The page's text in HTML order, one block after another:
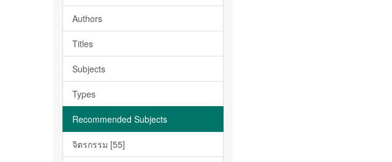
Authors
Titles
Subjects
Types
Recommended Subjects
จิตรกรรม [55]